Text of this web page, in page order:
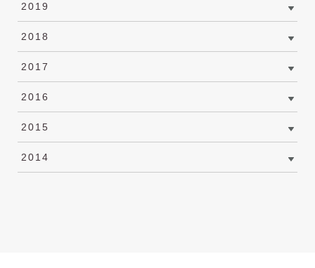
2019
2018
2017
2016
2015
2014